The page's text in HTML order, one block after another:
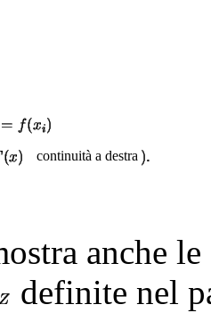
continuità a destra
anche
definite nel